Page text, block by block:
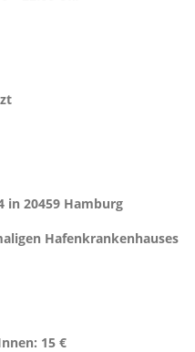
in 20459 Hamburg
Hafenkrankenhauses
15 €